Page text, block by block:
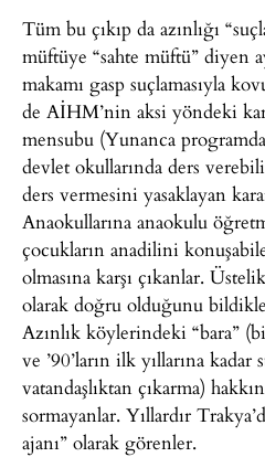
Tüm bu çıkıp da azınlığı
müftüye “sahte müftü” diyen
makamı gasp suçlamasıyla
de AİHM’nin aksi yöndeki
mensubu (Yunanca
devlet okullarında ders
ders vermesini yasaklayan
Anaokullarına anaokulu
çocukların anadilini
olmasına karşı çıkanlar.
olarak doğru olduğunu
Azınlık köylerindeki “bara”
ve ’90’ların ilk yıllarına kadar
vatandaşlıktan çıkarma)
sormayanlar. Yıllardır
ajanı” olarak görenler.